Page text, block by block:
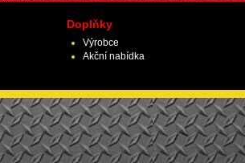
Doplňky
Výrobce
Akční nabídka